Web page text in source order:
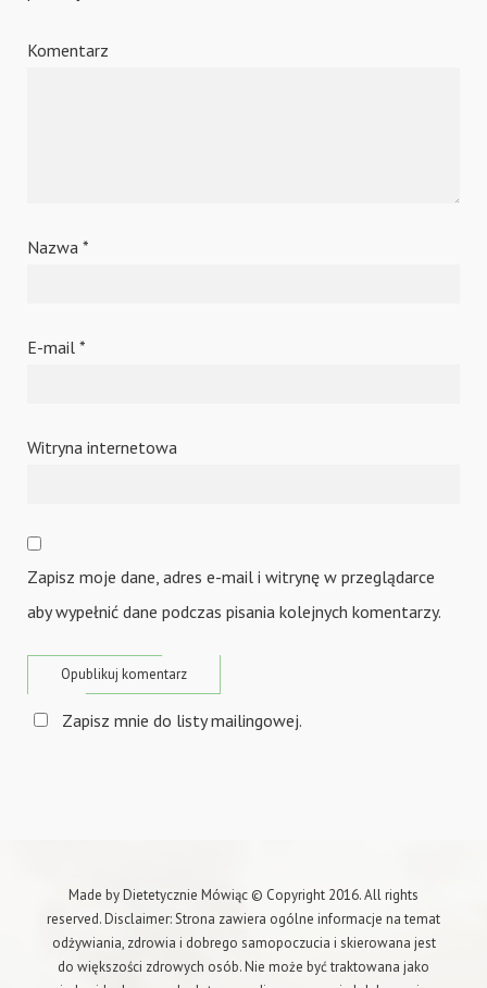
Komentarz
Nazwa *
E-mail *
Witryna internetowa
Zapisz moje dane, adres e-mail i witrynę w przeglądarce
aby wypełnić dane podczas pisania kolejnych komentarzy.
Zapisz mnie do listy mailingowej.
Made by Dietetycznie Mówiąc © Copyright 2016. All rights
reserved. Disclaimer: Strona zawiera ogólne informacje na temat
odżywiania, zdrowia i dobrego samopoczucia i skierowana jest
do większości zdrowych osób. Nie może być traktowana jako